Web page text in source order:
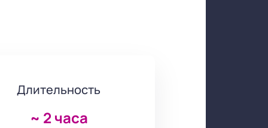
Длительность
~ 2 часа